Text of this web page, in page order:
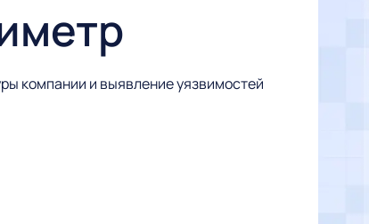
компании и выявление уязвимостей